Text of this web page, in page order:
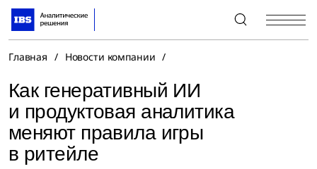
+7 (495) 967-80-80
Главная / Новости компании /
Как генеративный ИИ
и продуктовая аналитика
меняют правила игры
в ритейле